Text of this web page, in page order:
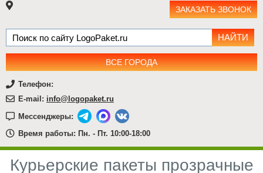
ЗАКАЗАТЬ ЗВОНОК
ВСЕ ГОРОДА
Телефон:
E-mail: info@logopaket.ru
Мессенджеры:
Время работы: Пн. - Пт. 10:00-18:00
Курьерские пакеты прозрачные